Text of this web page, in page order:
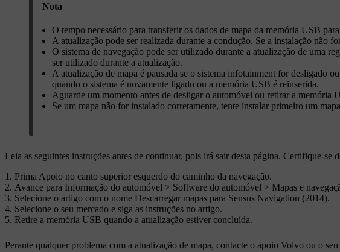
Nota
O tempo necessário para transferir os dados de mapa da memória USB
A atualização pode ser realizada durante a condução. Se a instalação não
O sistema de navegação pode ser utilizado durante a atualização de uma
ser utilizado durante a atualização.
A atualização de mapa é pausada se o sistema infotainment for desligado
quando o sistema é novamente ligado ou a memória USB é reinserida.
Aguarde um momento antes de desligar o automóvel ou retirar a memória
Se um mapa não for instalado corretamente, tente instalar primeiro um
Leia as seguintes instruções antes de continuar, pois irá sair desta página. Certifique-se
Prima Apoio no canto superior esquerdo do caminho da navegação.
Avance para Informação do automóvel > Software do automóvel > Mapas e
Selecione o artigo com o nome Descarregar mapas para Sensus Navigation (2014).
Selecione o seu mercado e siga as instruções no artigo.
Retire a memória USB quando a atualização estiver concluída.
Perante qualquer problema com a atualização de mapa, contacte o apoio Volvo ou o